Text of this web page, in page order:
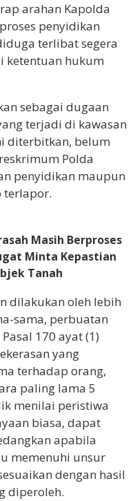
arahan Kapolda
penyidikan
terlibat segera
ketentuan hukum
sebagai dugaan
terjadi di kawasan
diterbitkan, belum
Polda
penyidikan maupun
terlapor.
Masih Berproses
Minta Kepastian
Tanah
dilakukan oleh lebih
sama, perbuatan
170 ayat (1)
yang
terhadap orang,
paling lama 5
menilai peristiwa
biasa, dapat
apabila
memenuhi unsur
dengan hasil
diperoleh.